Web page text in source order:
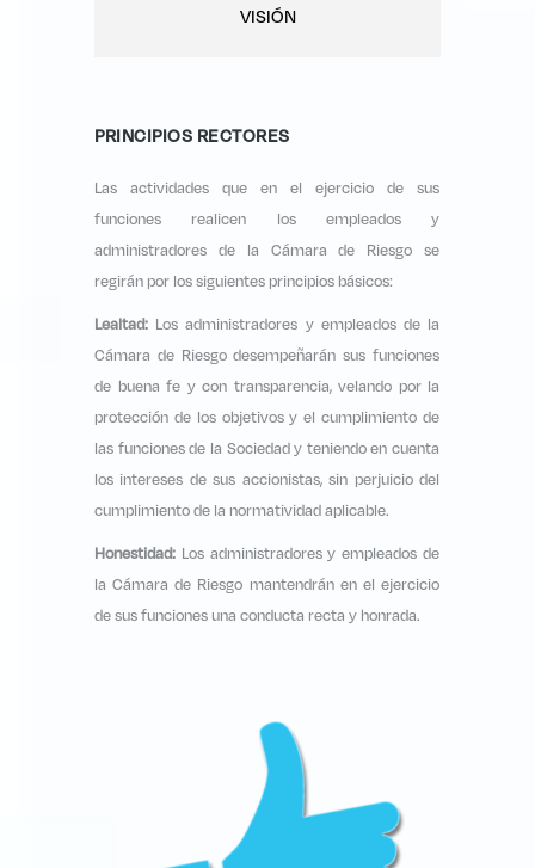
VISIÓN
PRINCIPIOS RECTORES
Las actividades que en el ejercicio de sus
funciones realicen los empleados y
administradores de la Cámara de Riesgo se
regirán por los siguientes principios básicos:
Lealtad: Los administradores y empleados de la
Cámara de Riesgo desempeñarán sus funciones
de buena fe y con transparencia, velando por la
protección de los objetivos y el cumplimiento de
las funciones de la Sociedad y teniendo en cuenta
los intereses de sus accionistas, sin perjuicio del
cumplimiento de la normatividad aplicable.
Honestidad: Los administradores y empleados de
la Cámara de Riesgo mantendrán en el ejercicio
de sus funciones una conducta recta y honrada.